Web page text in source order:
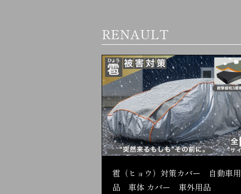
RENAULT
雹（ヒョウ）対策カバー 自動車用
品 車体 カバー 車外用品